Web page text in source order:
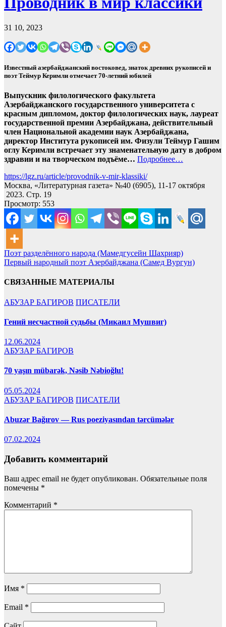
31 10, 2023
Известный азербайджанский востоковед, знаток древних рукописей и
поэт Теймур Керимли отмечает 70-летний юбилей
Выпускник филологического факультета
Азербайджанского государственного университета с
красным дипломом, доктор филологических наук, лауреат
государственной премии Азербайджана, действительный
член Национальной академии наук Азербайджана,
директор Института рукописей им. Физули Теймур Гашим
оглу Керимли встречает эту знаменательную дату в добром
здравии и на творческом подъёме… Подробнее…
https://lgz.ru/article/provodnik-v-mir-klassiki/
Москва, «Литературная газета» №40 (6905), 11-17 октября
2023. Стр. 19
Просмотр: 553
Навигация
по
записям
Поэт разделённого народа (Мамедгусейн Шахрияр)
Первый народный поэт Азербайджана (Самед Вургун)
СВЯЗАННЫЕ МАТЕРИАЛЫ
АБУЗАР БАГИРОВ ПИСАТЕЛИ
Гений несчастной судьбы (Микаил Мушвиг)
12.06.2024
АБУЗАР БАГИРОВ
70 yaşın mübarək, Nəsib Nəbioğlu!
05.05.2024
АБУЗАР БАГИРОВ ПИСАТЕЛИ
Abuzər Bağırov — Rus poeziyasından tərcümələr
07.02.2024
Добавить комментарий
Ваш адрес email не будет опубликован. Обязательные поля
помечены *
Комментарий *
Имя *
Email *